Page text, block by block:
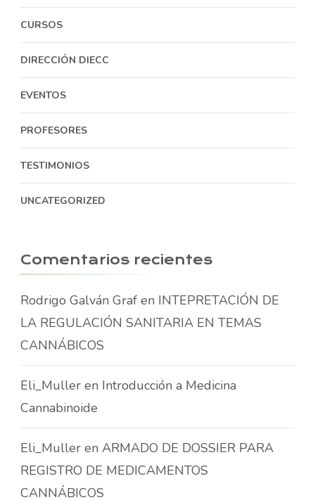
CURSOS
DIRECCIÓN DIECC
EVENTOS
PROFESORES
TESTIMONIOS
UNCATEGORIZED
Comentarios recientes
Rodrigo Galván Graf en INTEPRETACIÓN DE
LA REGULACIÓN SANITARIA EN TEMAS
CANNÁBICOS
Eli_Muller en Introducción a Medicina
Cannabinoide
Eli_Muller en ARMADO DE DOSSIER PARA
REGISTRO DE MEDICAMENTOS
CANNÁBICOS